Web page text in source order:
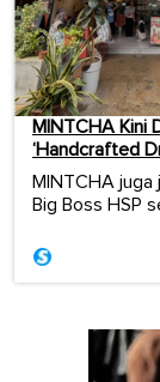
MINTCHA Kini
‘Handcrafted
MINTCHA
Big Boss HSP